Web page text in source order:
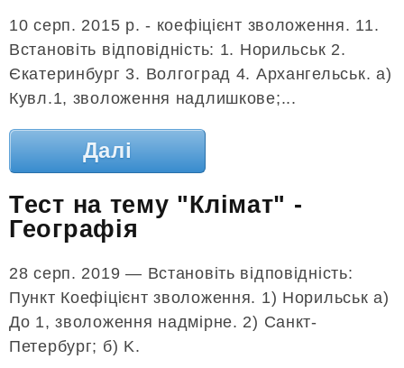
10 серп. 2015 р. - коефіцієнт зволоження. 11.
Встановіть відповідність: 1. Норильськ 2.
Єкатеринбург 3. Волгоград 4. Архангельськ. а)
Кувл.1, зволоження надлишкове;...
Далі
Тест на тему "Клімат" -
Географія
28 серп. 2019 — Встановіть відповідність:
Пункт Коефіцієнт зволоження. 1) Норильськ а)
До 1, зволоження надмірне. 2) Санкт-
Петербург; б) K.